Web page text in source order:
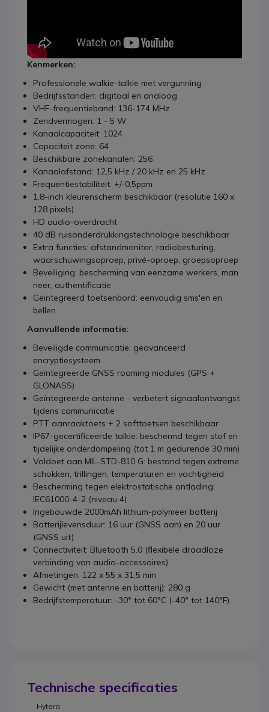
Kenmerken:
Professionele walkie-talkie met vergunning
Bedrijfsstanden: digitaal en analoog
VHF-frequentieband: 136-174 MHz
Zendvermogen: 1 - 5 W
Kanaalcapaciteit: 1024
Capaciteit zone: 64
Beschikbare zonekanalen: 256
Kanaalafstand: 12,5 kHz / 20 kHz en 25 kHz
Frequentiestabiliteit: +/-0,5ppm
1,8-inch kleurenscherm beschikbaar (resolutie 160 x
128 pixels)
HD audio-overdracht
40 dB ruisonderdrukkingstechnologie beschikbaar
Extra functies: afstandmonitor, radiobesturing,
waarschuwingsoproep, privé-oproep, groepsoproep
Beveiliging: bescherming van eenzame werkers, man
neer, authentificatie
Geïntegreerd toetsenbord: eenvoudig sms'en en
bellen
Aanvullende informatie:
Beveiligde communicatie: geavanceerd
encryptiesysteem
Geïntegreerde GNSS roaming modules (GPS +
GLONASS)
Geïntegreerde antenne - verbetert signaalontvangst
tijdens communicatie
PTT aanraaktoets + 2 softtoetsen beschikbaar
IP67-gecertificeerde talkie: beschermd tegen stof en
tijdelijke onderdompeling (tot 1 m gedurende 30 min)
Voldoet aan MIL-STD-810 G: bestand tegen extreme
schokken, trillingen, temperaturen en vochtigheid
Bescherming tegen elektrostatische ontlading:
IEC61000-4-2 (niveau 4)
Ingebouwde 2000mAh lithium-polymeer batterij
Batterijlevensduur: 16 uur (GNSS aan) en 20 uur
(GNSS uit)
Connectiviteit: Bluetooth 5.0 (flexibele draadloze
verbinding van audio-accessoires)
Afmetingen: 122 x 55 x 31,5 mm
Gewicht (met antenne en batterij): 280 g
Bedrijfstemperatuur: -30° tot 60°C (-40° tot 140°F)
Technische specificaties
Hytera